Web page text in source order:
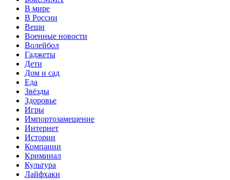
В мире
В России
Вещи
Военные новости
Волейбол
Гаджеты
Дети
Дом и сад
Еда
Звёзды
Здоровье
Игры
Импортозамещение
Интернет
Истории
Компании
Криминал
Культура
Лайфхаки